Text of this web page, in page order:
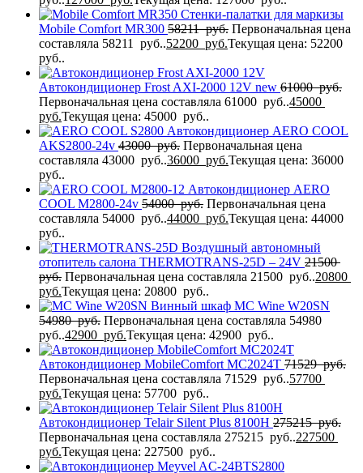
Стенки-палатки для маркизы
Mobile Comfort MR300 58211руб. Первоначальная цена
составляла 58211 руб..52200 руб.Текущая цена: 52200
руб..
Автокондиционер Frost AXI-2000 12V new 61000руб.
Первоначальная цена составляла 61000 руб..45000
руб.Текущая цена: 45000 руб..
Автокондиционер AERO COOL
AKS2800-24v 43000руб. Первоначальная цена
составляла 43000 руб..36000 руб.Текущая цена: 36000
руб..
Автокондиционер AERO
COOL M2800-24v 54000руб. Первоначальная цена
составляла 54000 руб..44000 руб.Текущая цена: 44000
руб..
Воздушный автономный
отопитель салона THERMOTRANS-25D – 24V 21500
руб. Первоначальная цена составляла 21500 руб..20800
руб.Текущая цена: 20800 руб..
Винный шкаф MC Wine W20SN
54980руб. Первоначальная цена составляла 54980
руб..42900 руб.Текущая цена: 42900 руб..
Автокондиционер MobileComfort MC2024T 71529руб.
Первоначальная цена составляла 71529 руб..57700
руб.Текущая цена: 57700 руб..
Автокондиционер Telair Silent Plus 8100H 275215руб.
Первоначальная цена составляла 275215 руб..227500
руб.Текущая цена: 227500 руб..